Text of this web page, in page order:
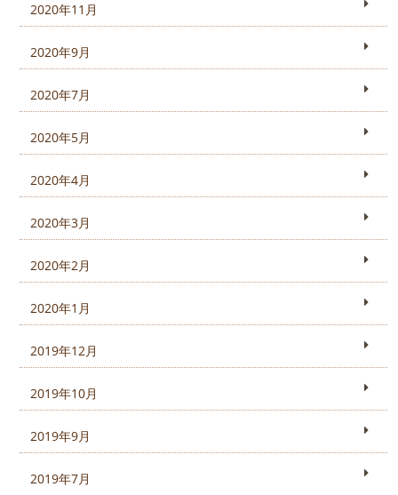
2020年11月
2020年9月
2020年7月
2020年5月
2020年4月
2020年3月
2020年2月
2020年1月
2019年12月
2019年10月
2019年9月
2019年7月